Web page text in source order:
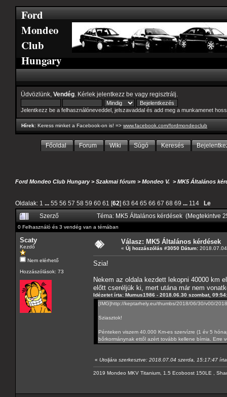
Ford
Mondeo
Club
Hungary
Üdvözlünk, Vendég . Kérlek jelentkezz be vagy regisztrálj
Jelentkezz be a felhasználóneveddel, jelszavaddal és add meg a munkamenet
Hírek: Keress minket a Facebook-on is! => www.facebook.com/fordmondeoclub
Főoldal Forum Wiki Súgó Keresés
Ford Mondeo Club Hungary>Szakmai fórum >Mondeo V. >MK5 Általános
Oldalak: 1 ... 55 56 57 58 59 60 61 [62] 63 64 65 66 67 68 69 ... 114
Le
Szerző
Téma: MK5 Általános kérdések (Megtekintve
0 Felhasználó és 3 vendég van a témában
Scaty
Kezdő
Nem elérhető
Hozzászólások: 73
Válasz: MK5 Általános kérdések
« Új hozzászólás #3050 Dátum:
Szia!
Nekem az oldala kezdett lekopni 40000 km
előtt cseréljük ki, mert utána már nem
Idézetet írta: Mumus1986 - 2018.06.30 szombat,
[IMG]http://keptarhely.eu/thumbs/2018/06/30/v00/
Sziasztok!
Pénteken viszem 40.000 Km-es szervízre (1 év 5
bőrkormánynak ettől azért tovább kellene bírnia. Erre
« Utoljára szerkesztve: 2018.07.04 szerda, 15:17:47
2019 Mondeo MKV Titanium, 1.5 Ecoboost 150LE ,